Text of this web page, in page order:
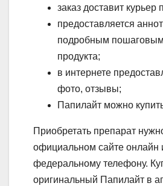
заказ доставит курьер
предоставляется
подробным
продукта;
в интернете
фото, отзывы;
Папилайт можно
Приобретать препарат
официальном сайте онлайн
федеральному телефону.
оригинальный Папилайт в